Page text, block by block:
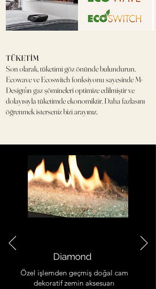
TÜKETİM
Son olarak, tüketimi göz önünde bulundurun.
Ecowave ve Ecoswitch fonksiyonu sayesinde M-
Design'ın gaz şömineleri optimize edilmiştir ve
dolayısıyla tüketimde ekonomiktir. Daha fazlasını
öğrenmek isterseniz bizi arayınız.
Diamond
Özel işlemden geçmiş doğal cam
dekoratif zemin aksesuarı